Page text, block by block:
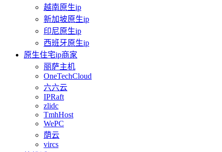
越南原生ip
新加坡原生ip
印尼原生ip
西班牙原生ip
原生住宅ip商家
丽萨主机
OneTechCloud
六六云
IPRaft
zlidc
TmhHost
WePC
荫云
vircs